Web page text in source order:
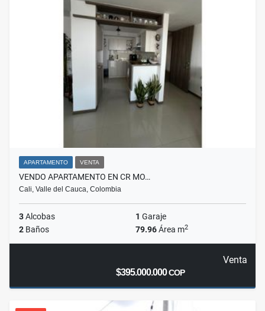
APARTAMENTO VENTA
VENDO APARTAMENTO EN CR MO…
Cali, Valle del Cauca, Colombia
3Alcobas 1 Garaje
2 Baños 79.96Área m2
Venta
$395.000.000COP